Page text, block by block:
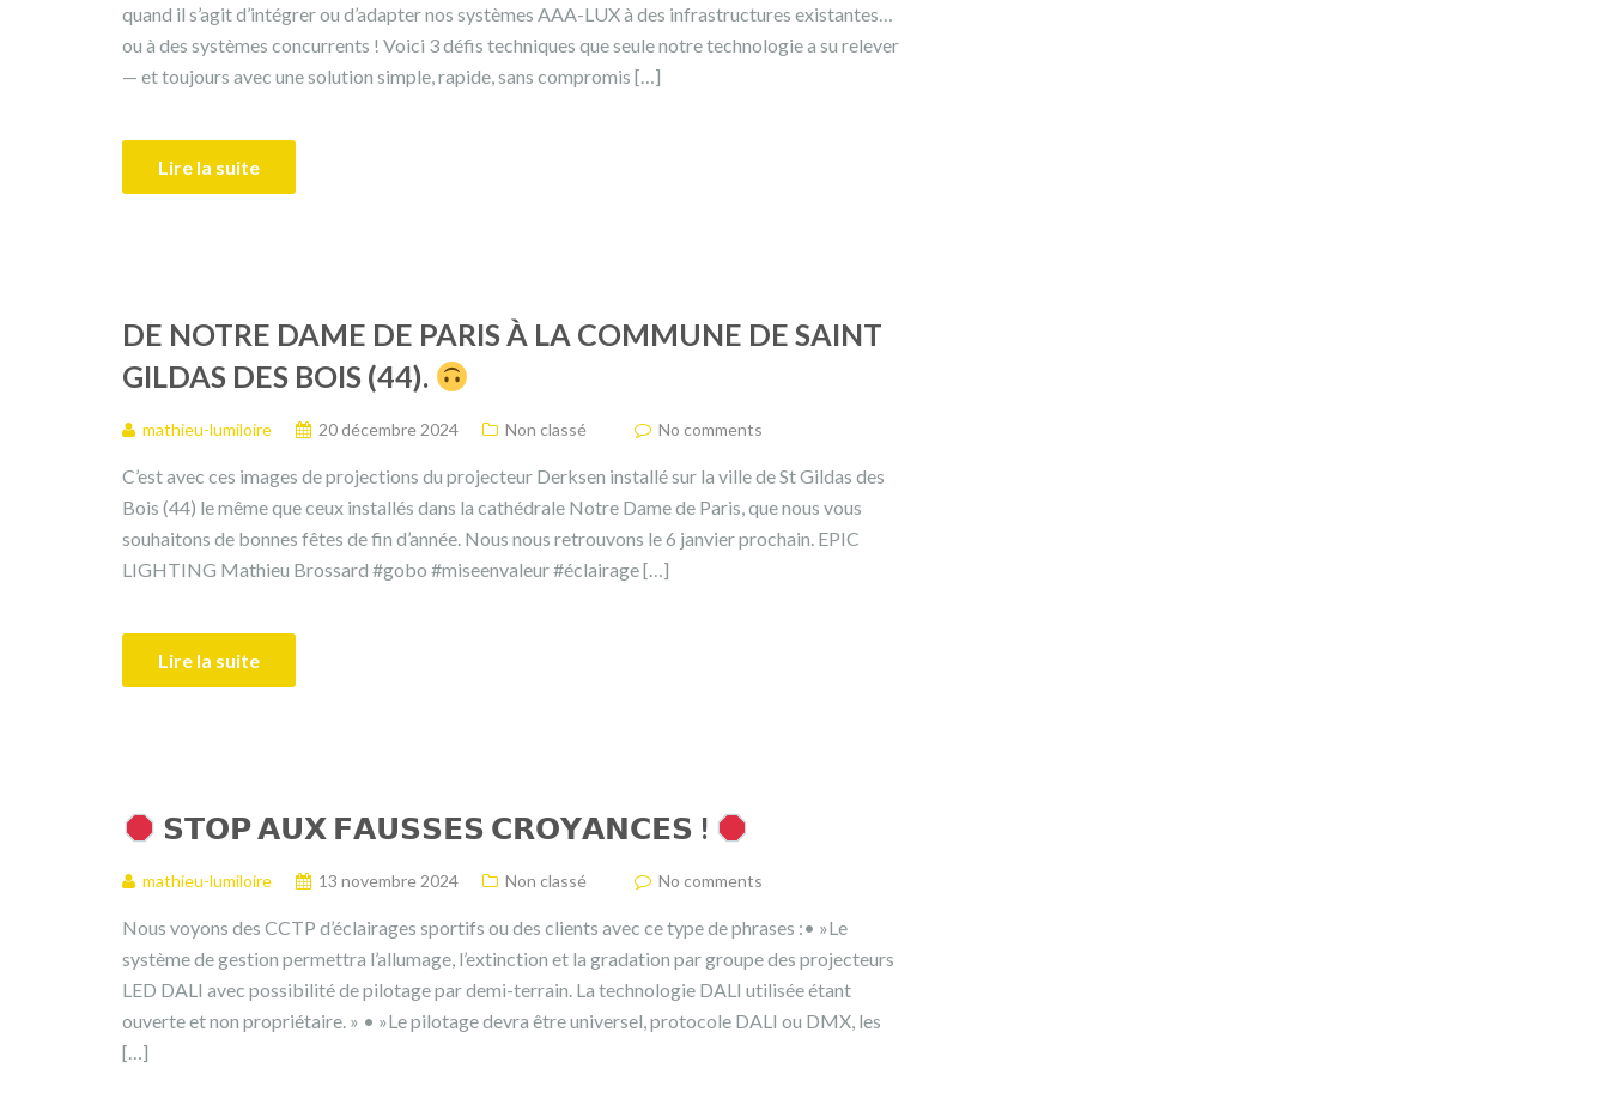
quand il s’agit d’intégrer ou d’adapter nos systèmes AAA-LUX à des infrastructures existantes…
ou à des systèmes concurrents ! Voici 3 défis techniques que seule notre technologie a su relever
— et toujours avec une solution simple, rapide, sans compromis […]
Lire la suite
DE NOTRE DAME DE PARIS À LA COMMUNE DE SAINT
GILDAS DES BOIS (44).
mathieu-lumiloire 20 décembre 2024 Non classé No comments
C’est avec ces images de projections du projecteur Derksen installé sur la ville de St Gildas des
Bois (44) le même que ceux installés dans la cathédrale Notre Dame de Paris, que nous vous
souhaitons de bonnes fêtes de fin d’année. Nous nous retrouvons le 6 janvier prochain. EPIC
LIGHTING Mathieu Brossard #gobo #miseenvaleur #éclairage […]
Lire la suite
𝗦𝗧𝗢𝗣 𝗔𝗨𝗫 𝗙𝗔𝗨𝗦𝗦𝗘𝗦 𝗖𝗥𝗢𝗬𝗔𝗡𝗖𝗘𝗦 !
mathieu-lumiloire 13 novembre 2024 Non classé No comments
Nous voyons des CCTP d’éclairages sportifs ou des clients avec ce type de phrases :• »Le
système de gestion permettra l’allumage, l’extinction et la gradation par groupe des projecteurs
LED DALI avec possibilité de pilotage par demi-terrain. La technologie DALI utilisée étant
ouverte et non propriétaire. » • »Le pilotage devra être universel, protocole DALI ou DMX, les
[…]